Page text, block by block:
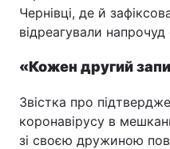
Головна
Україна
Чернівці, де й
відреагували напрочуд
«Кожен другий
Звістка про
коронавірусу в
зі своєю дружиною